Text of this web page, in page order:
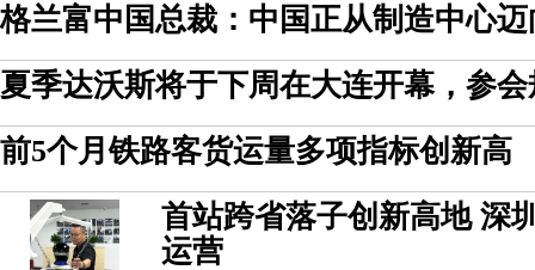
格兰富中国总裁：中国正从制造中心
夏季达沃斯将于下周在大连开幕，参
前5个月铁路客货运量多项指标创新高
首站跨省落子创新高地 深
运营